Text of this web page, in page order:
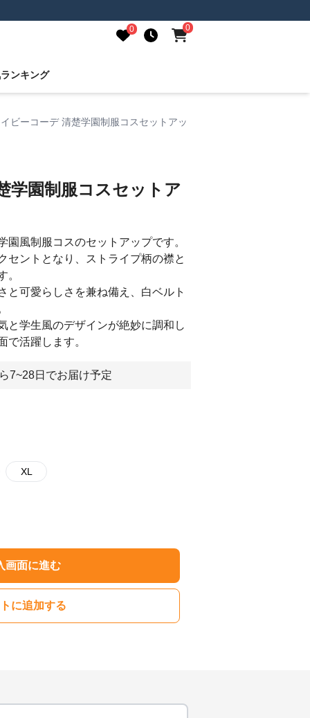
0 0
ランキング
ビーコーデ 清楚学園制服コスセットアッ
学園制服コスセットア
園風制服コスのセットアップです。
セントとなり、ストライプ柄の襟と
。
と可愛らしさを兼ね備え、白ベルト
と学生風のデザインが絶妙に調和し
で活躍します。
7~28日でお届け予定
XL
画面に進む
に追加する